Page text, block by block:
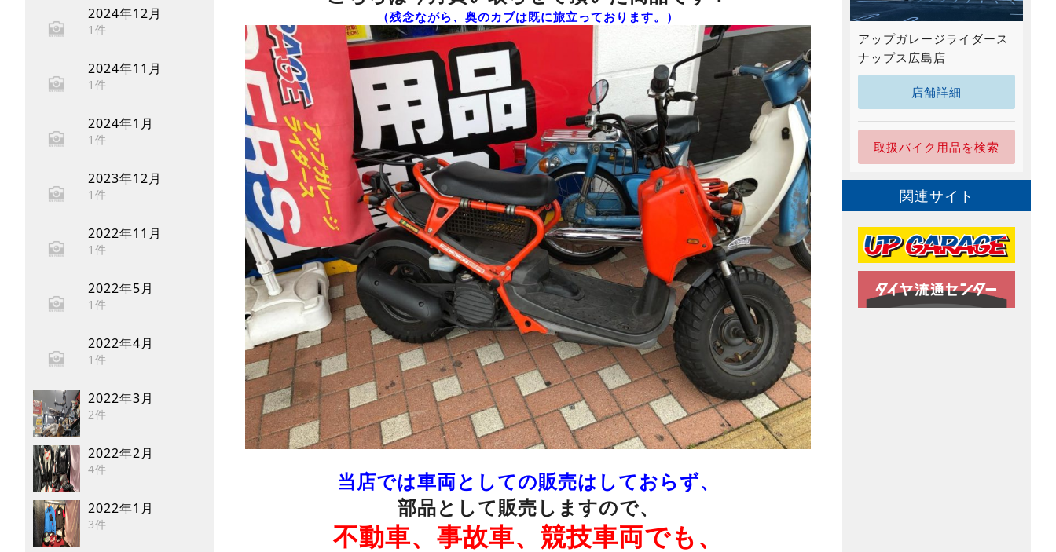
2024年12月
1件
2024年11月
1件
2024年1月
1件
2023年12月
1件
2022年11月
1件
2022年5月
1件
2022年4月
1件
2022年3月
2件
2022年2月
4件
2022年1月
3件
（残念ながら、奥のカブは既に旅立っております。）
当店では車両としての販売はしておらず、
部品として販売しますので、
不動車、事故車、競技車両でも、
アップガレージライダース
ナップス広島店
店舗詳細
取扱バイク用品を検索
関連サイト